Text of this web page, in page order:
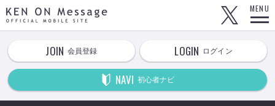
KEN ON Message OFFICIAL MOBILE SITE
MENU
JOIN 会員登録 LOGIN ログイン
NAVI 初心者ナビ